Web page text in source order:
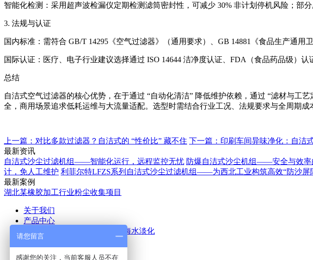
智能化检测：采用超声波检漏仪定期检测滤筒密封性，可减少 30% 非计划停机风险；部
3. 法规与认证
国内标准：需符合 GB/T 14295《空气过滤器》（通用要求）、GB 14881《食品生产通
国际认证：医疗、电子行业建议选择通过 ISO 14644 洁净度认证、FDA（食品药品级）
总结
自洁式空气过滤器的核心优势，在于通过 “自动化清洁” 降低维护依赖，通过 “滤材与
全，商用场景追求低耗运维与大流量适配。选型时需结合行业工况、法规要求与全周期
上一篇：对比多款过滤器？自洁式的 “性价比” 藏不住 下一篇：印刷车间异味净化：自洁
最新资讯
自洁式沙尘过滤机组——智能化运行，远程监控无忧 防爆自洁式沙尘机组——安全与效率
计，免人工维护 利菲尔特LFZS系列自洁式沙尘过滤机组——为西北工业构筑高效“防沙屏
最新案例
湖北某橡胶加工行业粉尘收集项目
关于我们
产品中心
空气除尘
海水淡化
应用案例
请您留言
感谢您的关注，当前客服人员不在